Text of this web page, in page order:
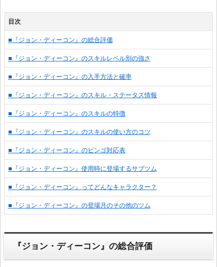
目次
■『ジョン・ディーコン』の総合評価
■『ジョン・ディーコン』のスキルレベル別の強さ
■『ジョン・ディーコン』の入手方法と確率
■『ジョン・ディーコン』のスキル・ステータス情報
■『ジョン・ディーコン』のスキルの特徴
■『ジョン・ディーコン』のスキルの使い方のコツ
■『ジョン・ディーコン』のビンゴ対応表
■『ジョン・ディーコン』使用時に登場するサブツム
■『ジョン・ディーコン』ってどんなキャラクター？
■『ジョン・ディーコン』の登場月のその他のツム
『ジョン・ディーコン』の総合評価